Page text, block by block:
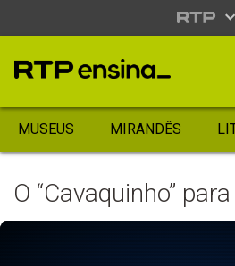
MUSEUS MIRANDÊS
O “Cavaquinho”